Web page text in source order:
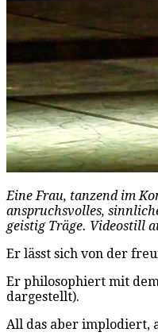
Eine Frau, tanzend im
anspruchsvolles,
geistig Träge. Videostill
Er lässt sich von der
Er philosophiert mit
dargestellt).
All das aber implodiert,